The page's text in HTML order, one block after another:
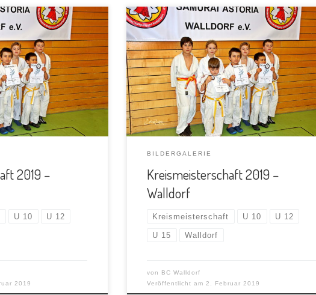
für den BC
in Walldorf. Am
richtete der BC –
2019 –
U 10 U 12
2019
BILDERGALERIE
Kreismeisterschaft 2019 –
Walldorf
Kreismeisterschaft U 10 U 12
U 15 Walldorf
von BC Walldorf
Veröffentlicht am2. Februar 2019